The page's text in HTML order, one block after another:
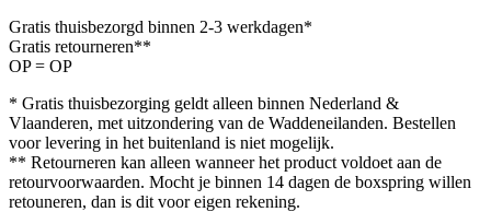
Gratis thuisbezorgd binnen 2-3 werkdagen*
Gratis retourneren**
OP = OP
* Gratis thuisbezorging geldt alleen binnen Nederland &
Vlaanderen, met uitzondering van de Waddeneilanden. Bestellen
voor levering in het buitenland is niet mogelijk.
** Retourneren kan alleen wanneer het product voldoet aan de
retourvoorwaarden. Mocht je binnen 14 dagen de boxspring willen
retouneren, dan is dit voor eigen rekening.